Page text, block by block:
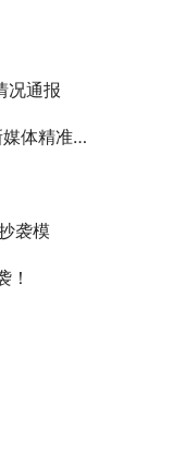
况通报
准营销！
袭模
！